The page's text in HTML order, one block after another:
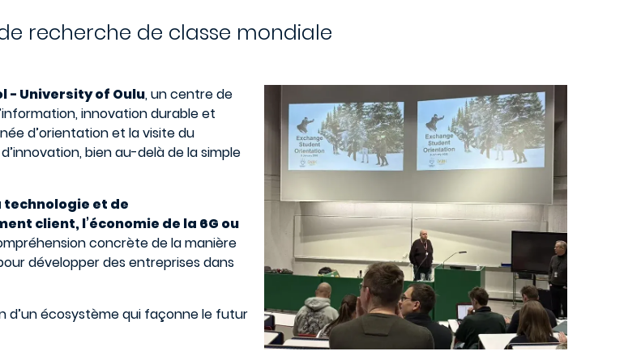
recherche de classe mondiale
- University of Oulu, un centre de
innovation durable et
d’orientation et la visite du
bien au-delà de la simple
technologie et de
client, l’économie de la 6G ou
concrète de la manière
développer des entreprises dans
d’un écosystème qui façonne le futur